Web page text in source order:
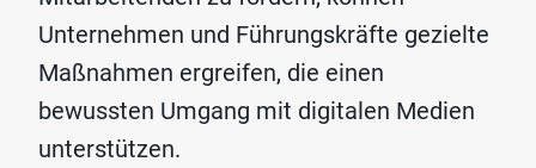
Unternehmen und Führungskräfte gezielte
Maßnahmen ergreifen, die einen
bewussten Umgang mit digitalen Medien
unterstützen.